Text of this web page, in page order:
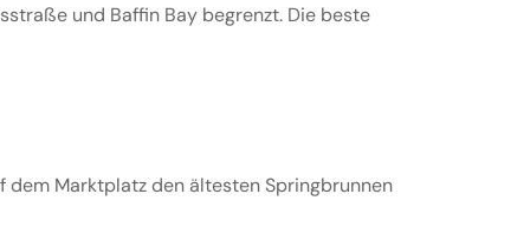
und Baffin Bay begrenzt. Die beste
dem Marktplatz den ältesten Springbrunnen